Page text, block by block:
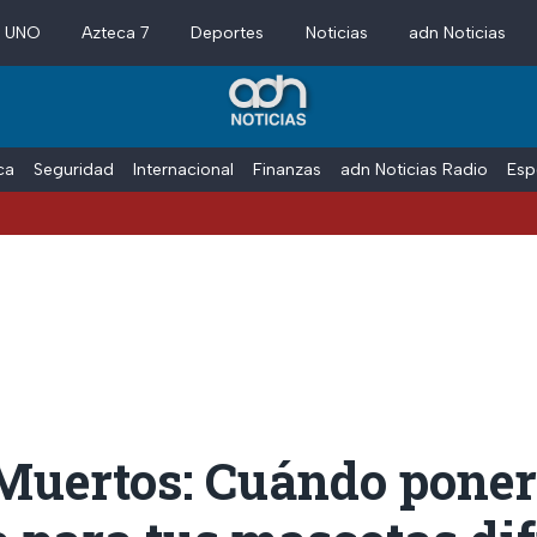
Azteca 7 Deportes Noticias adn Noticias
Seguridad Internacional Finanzas adn Noticias Radio
Cuándo